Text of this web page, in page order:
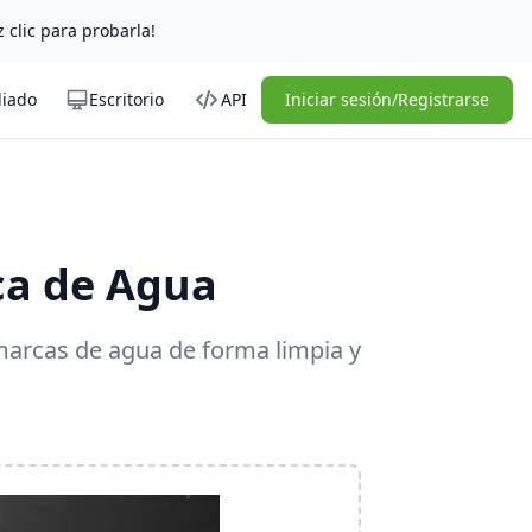
clic para probarla!
Escritorio API Iniciar sesión/Registrarse
de Agua
de agua de forma limpia y